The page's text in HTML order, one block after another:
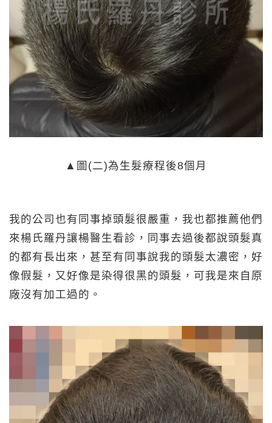
▲圖(二)為生髮療程後8個月
我的公司也有同事掉頭髮很嚴重，我也都推薦他們
來楊氏羅丹讓楊醫生看診，同事去過後都說頭髮真
的都有長出來，甚至有同事說我的頭髮太濃密，好
像假髮，又好像是染得很黑的頭髮，可我是來自原
廠沒有加工過的。